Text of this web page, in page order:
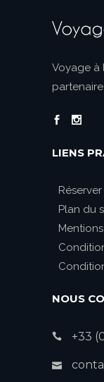
Voyage à
LIENS
Réserver
Plan du
NOUS
+33